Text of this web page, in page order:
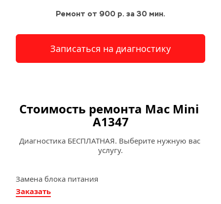
Ремонт от 900 р. за 30 мин.
Записаться на диагностику
Стоимость ремонта Mac Mini
A1347
Диагностика БЕСПЛАТНАЯ. Выберите нужную вас
услугу.
Замена блока питания
Заказать